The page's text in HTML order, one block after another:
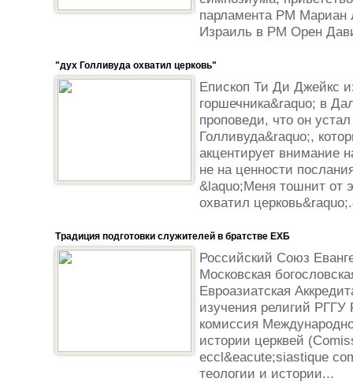
парламента РМ Мариан
Израиль в РМ Орен
"дух Голливуда охватил церковь"
Епископ Ти Ди Джейкс
горшечника&raquo; в
проповеди, что он
Голливуда&raquo;,
акцентирует внимание
не на ценности
&laquo;Меня тошнит от
охватил
Традиция подготовки служителей в братстве ЕХБ
Российский Союз
Московская
Евроазиатская
изучения религий РГГУ
комиссия
истории церквей
eccl&eacute;siastique
теологии и истории...